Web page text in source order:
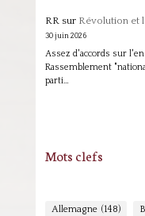
RR sur Révolution et
30 juin 2026
Assez d'accords sur
Rassemblement
parti…
Mots clefs
Allemagne (148)